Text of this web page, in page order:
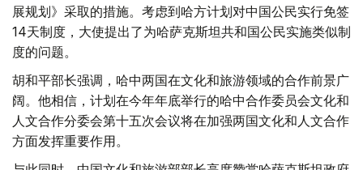
展规划》采取的措施。考虑到哈方计划对中国公民实行免签
14天制度，大使提出了为哈萨克斯坦共和国公民实施类似制
度的问题。
胡和平部长强调，哈中两国在文化和旅游领域的合作前景广
阔。他相信，计划在今年年底举行的哈中合作委员会文化和
人文合作分委会第十五次会议将在加强两国文化和人文合作
方面发挥重要作用。